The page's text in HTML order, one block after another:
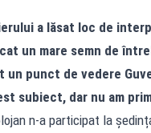
a lăsat loc de
un mare semn de
un punct de vedere
subiect, dar nu am
n-a participat la